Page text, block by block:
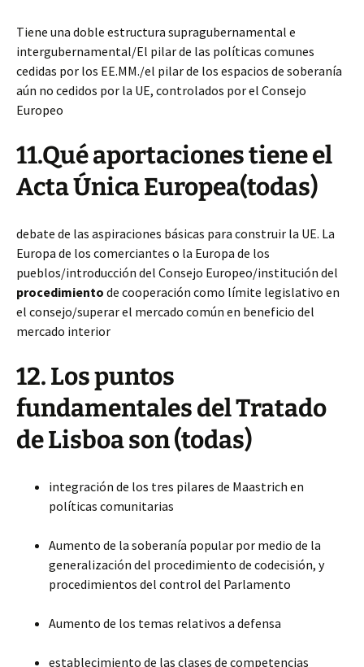
Tiene una doble estructura supragubernamental e
intergubernamental/El pilar de las políticas comunes
cedidas por los EE.MM./el pilar de los espacios de soberanía
aún no cedidos por la UE, controlados por el Consejo
Europeo
11.Qué aportaciones tiene el
Acta Única Europea(todas)
debate de las aspiraciones básicas para construir la UE. La
Europa de los comerciantes o la Europa de los
pueblos/introducción del Consejo Europeo/institución del
procedimiento de cooperación como límite legislativo en
el consejo/superar el mercado común en beneficio del
mercado interior
12. Los puntos
fundamentales del Tratado
de Lisboa son (todas)
integración de los tres pilares de Maastrich en
políticas comunitarias
Aumento de la soberanía popular por medio de la
generalización del procedimiento de codecisión, y
procedimientos del control del Parlamento
Aumento de los temas relativos a defensa
establecimiento de las clases de competencias